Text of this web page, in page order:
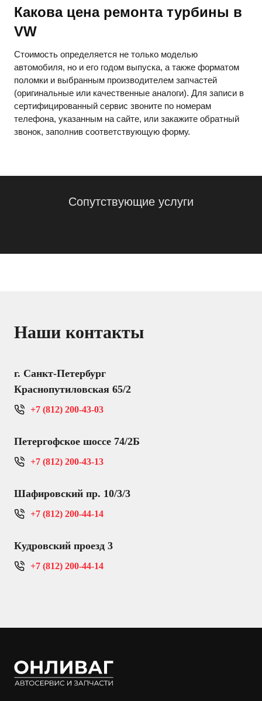
Какова цена ремонта турбины в
VW
Стоимость определяется не только моделью
автомобиля, но и его годом выпуска, а также форматом
поломки и выбранным производителем запчастей
(оригинальные или качественные аналоги). Для записи в
сертифицированный сервис звоните по номерам
телефона, указанным на сайте, или закажите обратный
звонок, заполнив соответствующую форму.
Сопутствующие услуги
Наши контакты
г. Санкт-Петербург
Краснопутиловская 65/2
+7 (812) 200-43-03
Петергофское шоссе 74/2Б
+7 (812) 200-43-13
Шафировский пр. 10/3/3
+7 (812) 200-44-14
Кудровский проезд 3
+7 (812) 200-44-14